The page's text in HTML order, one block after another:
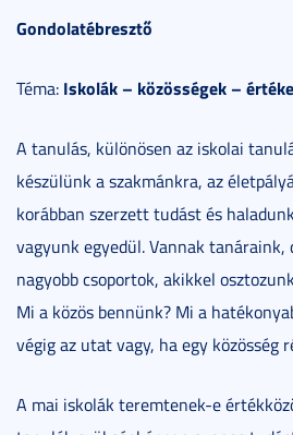
Gondolatébresztő
Téma: Iskolák – közösségek –
A tanulás, különösen az iskolai
készülünk a szakmánkra, az
korábban szerzett tudást és
vagyunk egyedül. Vannak
nagyobb csoportok, akikkel
Mi a közös bennünk? Mi a
végig az utat vagy, ha egy közösség
A mai iskolák teremtenek-e